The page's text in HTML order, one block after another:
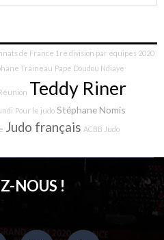
de France 1re division par équipes 2020
Traineau Pape Doudou Ndiaye
Teddy Riner
Pour le judo Stéphane Nomis
Judo français ACBB Judo
NOUS !